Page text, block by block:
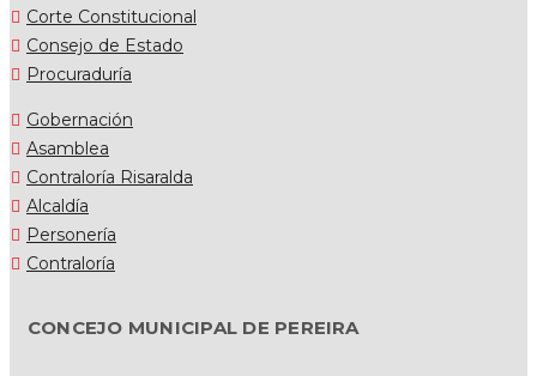
Corte Constitucional
Consejo de Estado
Procuraduría
Gobernación
Asamblea
Contraloría Risaralda
Alcaldía
Personería
Contraloría
CONCEJO MUNICIPAL DE PEREIRA